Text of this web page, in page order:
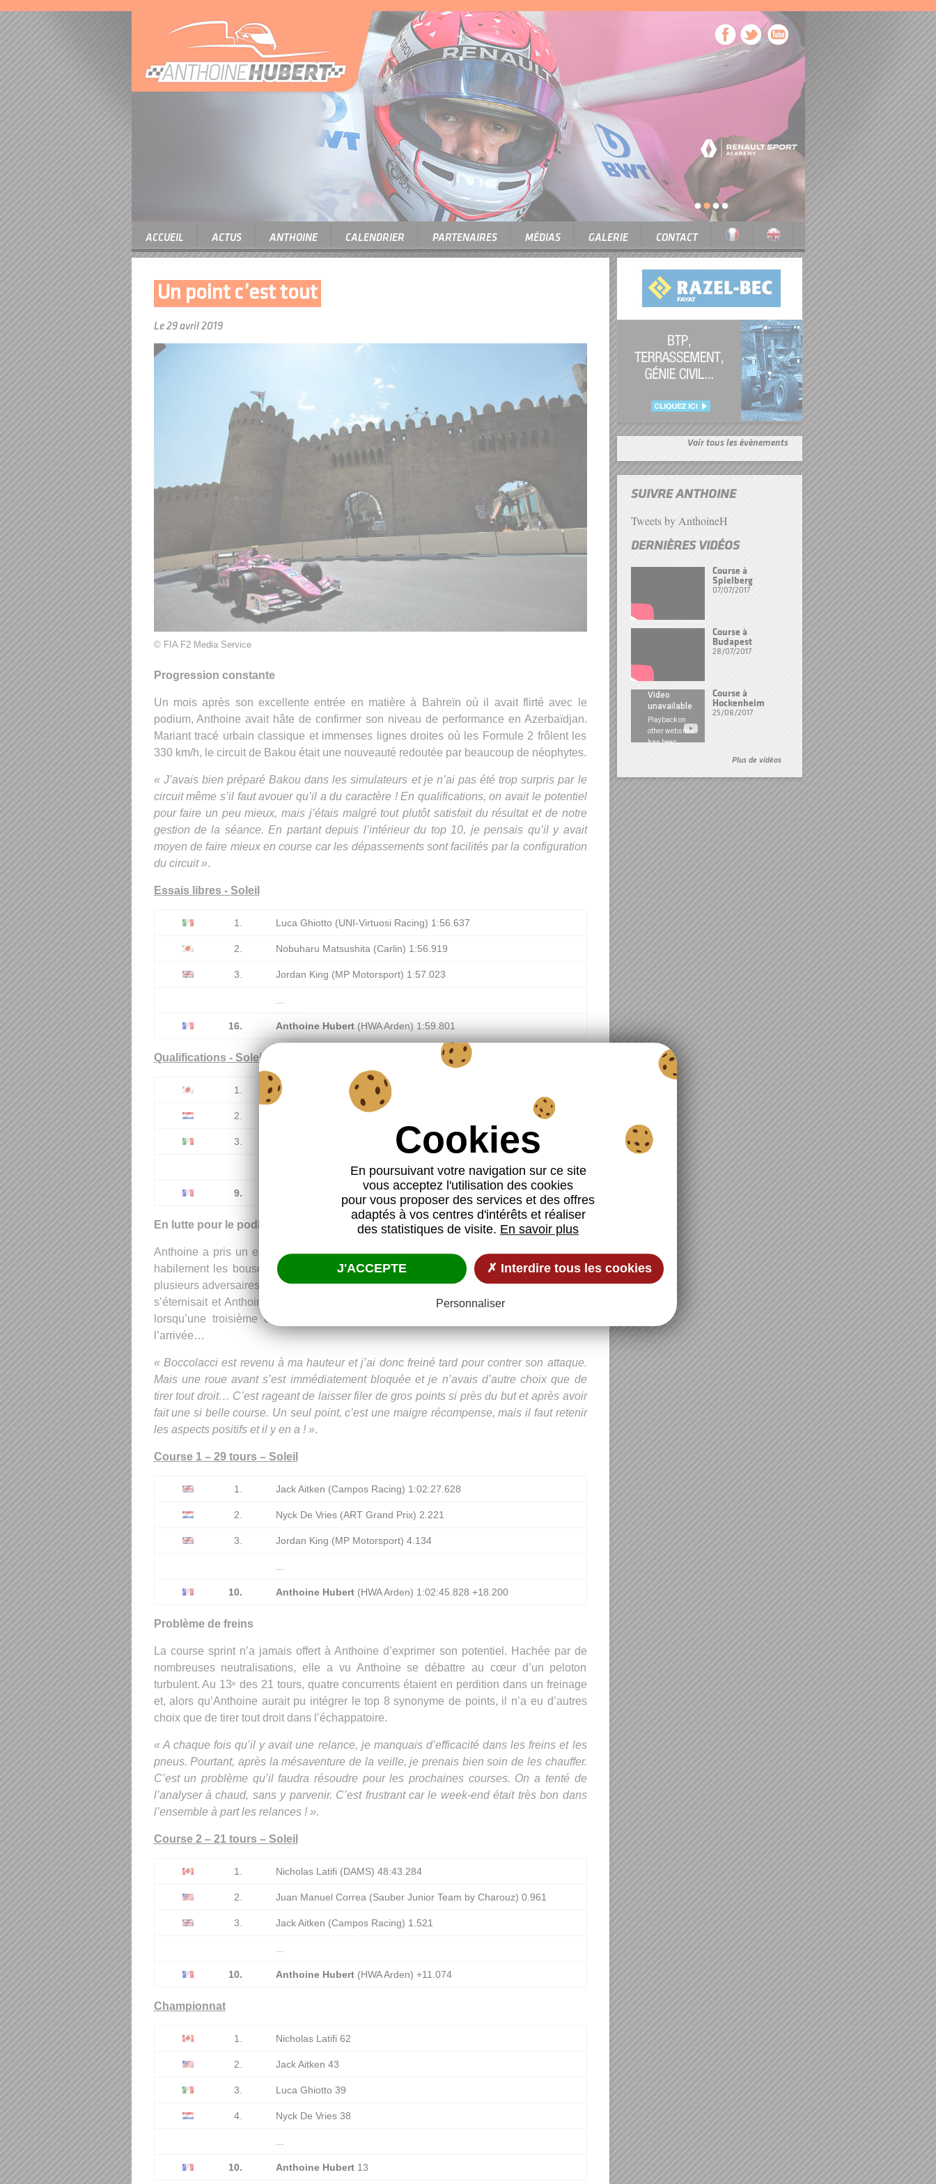
1 2 3 4
ACCUEIL ACTUS ANTHOINE CALENDRIER PARTENAIRES MÉDIAS GALERIE CONTACT
Un point c’est tout
Le 29 avril 2019
© FIA F2 Media Service
Progression constante
Un mois après son excellente entrée en matière à Bahreïn où il avait flirté avec le
podium, Anthoine avait hâte de confirmer son niveau de performance en Azerbaïdjan.
Mariant tracé urbain classique et immenses lignes droites où les Formule 2 frôlent les
330 km/h, le circuit de Bakou était une nouveauté redoutée par beaucoup de néophytes.
« J’avais bien préparé Bakou dans les simulateurs et je n’ai pas été trop surpris par le
circuit même s’il faut avouer qu’il a du caractère ! En qualifications, on avait le potentiel
pour faire un peu mieux, mais j’étais malgré tout plutôt satisfait du résultat et de notre
gestion de la séance. En partant depuis l’intérieur du top 10, je pensais qu’il y avait
moyen de faire mieux en course car les dépassements sont facilités par la configuration
du circuit ».
Essais libres - Soleil
1. Luca Ghiotto (UNI-Virtuosi Racing) 1:56.637
2. Nobuharu Matsushita (Carlin) 1:56.919
3. Jordan King (MP Motorsport) 1:57.023
...
16. Anthoine Hubert(HWA Arden) 1:59.801
Qualifications - Soleil
1. Nobuharu Matsushita (Carlin) 1:54.555
2. Nyck de Vries (ART Grand Prix) 1:54.999
3. Luca Ghiotto (UNI-Virtuosi Racing) 1:55.037
9. (HWA Arden) 1:56.138
En lutte pour le podium
Anthoine a pris un excellent départ qui lui a permis de gagner trois places en évitant
habilement les bousculades du premier tour. Alliant sagesse et rapidité, il a débordé
plusieurs adversaires et pointait un temps au 4erang. Hélas, son changement de pneus
s’éternisait et Anthoine ressortait des stands à la 9
place. Il remontait en 5
lorsqu’une troisième et dernière neutralisation de course intervenait à 7 tours de
l’arrivée…
« Boccolacci est revenu à ma hauteur et j’ai donc freiné tard pour contrer son attaque.
Mais une roue avant s’est immédiatement bloquée et je n’avais d’autre choix que de
tirer tout droit… C’est rageant de laisser filer de gros points si près du but et après avoir
fait une si belle course. Un seul point, c’est une maigre récompense, mais il faut retenir
les aspects positifs et il y en a ! ».
Course 1 – 29 tours – Soleil
1. Jack Aitken (Campos Racing) 1:02:27.628
2. Nyck De Vries (ART Grand Prix) 2.221
3. Jordan King (MP Motorsport) 4.134
...
10. Anthoine Hubert(HWA Arden) 1:02:45.828 +18.200
Problème de freins
La course sprint n’a jamais offert à Anthoine d’exprimer son potentiel. Hachée par de
nombreuses neutralisations, elle a vu Anthoine se débattre au cœur d’un peloton
turbulent. Au 13e des 21 tours, quatre concurrents étaient en perdition dans un freinage
et, alors qu’Anthoine aurait pu intégrer le top 8 synonyme de points, il n’a eu d’autres
choix que de tirer tout droit dans l’échappatoire.
« A chaque fois qu’il y avait une relance, je manquais d’efficacité dans les freins et les
pneus. Pourtant, après la mésaventure de la veille, je prenais bien soin de les chauffer.
C’est un problème qu’il faudra résoudre pour les prochaines courses. On a tenté de
l’analyser à chaud, sans y parvenir. C’est frustrant car le week-end était très bon dans
l’ensemble à part les relances ! ».
Course 2 – 21 tours – Soleil
1. Nicholas Latifi (DAMS) 48:43.284
2. Juan Manuel Correa (Sauber Junior Team by Charouz) 0.961
3. Jack Aitken (Campos Racing) 1.521
...
10. Anthoine Hubert(HWA Arden) +11.074
Championnat
1. Nicholas Latifi 62
2. Jack Aitken 43
3. Luca Ghiotto 39
4. Nyck De Vries 38
...
10. Anthoine Hubert13
Voir tous les évènements
SUIVRE ANTHOINE
Tweets by AnthoineH
DERNIÈRES VIDÉOS
Course à
Spielberg
07/07/2017
Course à
Budapest
28/07/2017
Course à
Hockenheim
25/08/2017
Plus de vidéos
En poursuivant votre navigation sur ce site
vous acceptez l'utilisation des cookies
pour vous proposer des services et des offres
adaptés à vos centres d'intérêts et réaliser
des statistiques de visite. En savoir plus
J'ACCEPTE ✗ Interdire tous les cookies
Personnaliser